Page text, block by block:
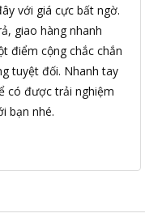
với giá cực bất ngờ.
giao hàng nhanh
điểm cộng chắc chắn
tuyệt đối. Nhanh tay
có được trải nghiệm
bạn nhé.